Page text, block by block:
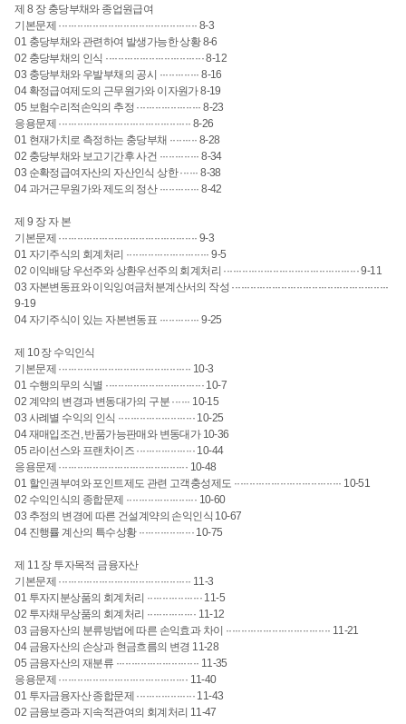
제 8 장 충당부채와 종업원급여
기본문제 ············································· 8-3
01 충당부채와 관련하여 발생가능한 상황 8-6
02 충당부채의 인식 ································ 8-12
03 충당부채와 우발부채의 공시 ············· 8-16
04 확정급여제도의 근무원가와 이자원가 8-19
05 보험수리적손익의 추정 ····················· 8-23
응용문제 ··········································· 8-26
01 현재가치로 측정하는 충당부채 ········· 8-28
02 충당부채와 보고기간후 사건 ············· 8-34
03 순확정급여자산의 자산인식 상한 ······ 8-38
04 과거근무원가와 제도의 정산 ············· 8-42
제 9 장 자 본
기본문제 ············································· 9-3
01 자기주식의 회계처리 ··························· 9-5
02 이익배당 우선주와 상환우선주의 회계처리 ············································ 9-11
03 자본변동표와 이익잉여금처분계산서의 작성 ···················································
9-19
04 자기주식이 있는 자본변동표 ············· 9-25
제 10 장 수익인식
기본문제 ··········································· 10-3
01 수행의무의 식별 ································ 10-7
02 계약의 변경과 변동대가의 구분 ······ 10-15
03 사례별 수익의 인식 ························· 10-25
04 재매입조건, 반품가능판매와 변동대가 10-36
05 라이선스와 프랜차이즈 ··················· 10-44
응용문제 ·········································· 10-48
01 할인권부여와 포인트제도 관련 고객충성제도 ··································· 10-51
02 수익인식의 종합문제 ······················· 10-60
03 추정의 변경에 따른 건설계약의 손익인식 10-67
04 진행률 계산의 특수상황 ·················· 10-75
제 11 장 투자목적 금융자산
기본문제 ··········································· 11-3
01 투자지분상품의 회계처리 ·················· 11-5
02 투자채무상품의 회계처리 ················ 11-12
03 금융자산의 분류방법에 따른 손익효과 차이 ·································· 11-21
04 금융자산의 손상과 현금흐름의 변경 11-28
05 금융자산의 재분류 ··························· 11-35
응용문제 ·········································· 11-40
01 투자금융자산 종합문제 ··················· 11-43
02 금융보증과 지속적관여의 회계처리 11-47